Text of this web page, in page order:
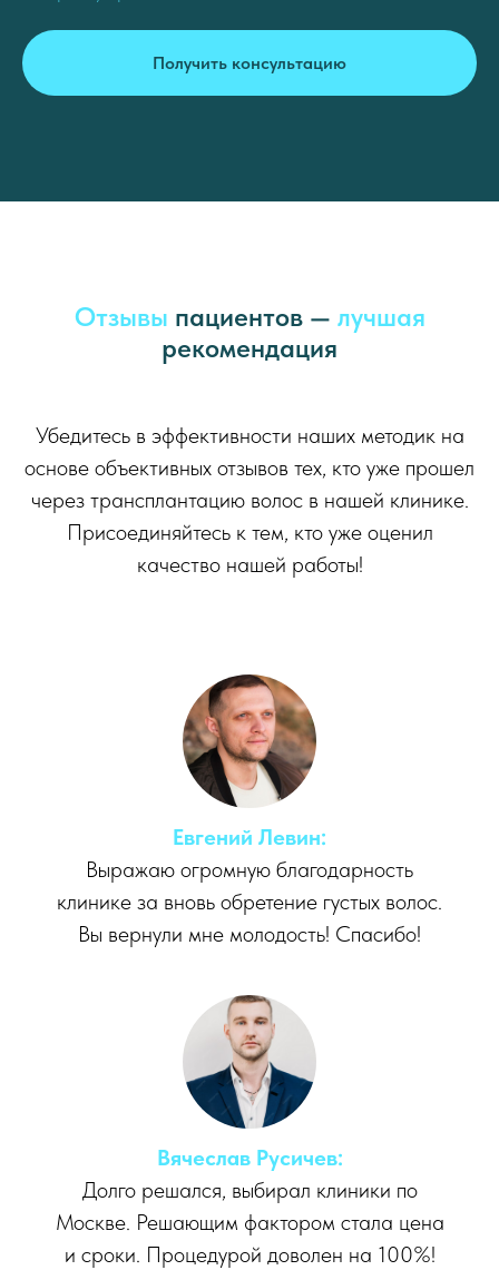
Получить консультацию
Отзывы пациентов — лучшая
рекомендация
Убедитесь в эффективности наших методик на
основе объективных отзывов тех, кто уже прошел
через трансплантацию волос в нашей клинике.
Присоединяйтесь к тем, кто уже оценил
качество нашей работы!
Евгений Левин:
Выражаю огромную благодарность
клинике за вновь обретение густых волос.
Вы вернули мне молодость! Спасибо!
Вячеслав Русичев:
Долго решался, выбирал клиники по
Москве. Решающим фактором стала цена
и сроки. Процедурой доволен на 100%!